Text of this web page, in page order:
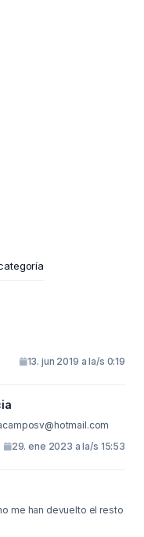
13. jun 2019 a la/s 0:19
29. ene 2023 a la/s 15:53